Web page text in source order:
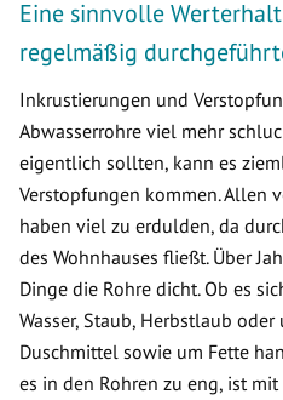
Eine sinnvolle
regelmäßig
Inkrustierungen und
Abwasserrohre viel mehr
eigentlich sollten, kann es
Verstopfungen kommen. Allen
haben viel zu erdulden, da
des Wohnhauses fließt. Über
Dinge die Rohre dicht. Ob es
Wasser, Staub, Herbstlaub
Duschmittel sowie um Fette
es in den Rohren zu eng, ist